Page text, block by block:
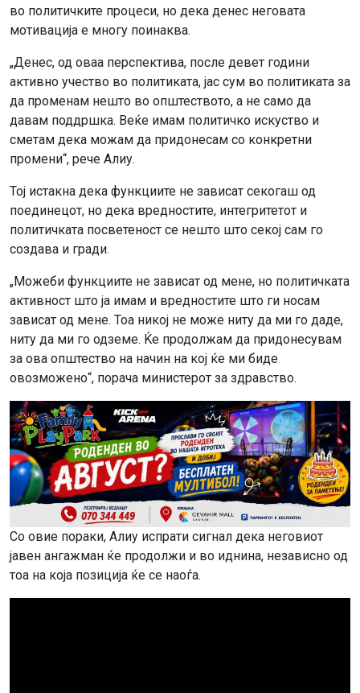
во политичките процеси, но дека денес неговата
мотивација е многу поинаква.
„Денес, од оваа перспектива, после девет години
активно учество во политиката, јас сум во политиката за
да променам нешто во општеството, а не само да
давам поддршка. Веќе имам политичко искуство и
сметам дека можам да придонесам со конкретни
промени“, рече Алиу.
Тој истакна дека функциите не зависат секогаш од
поединецот, но дека вредностите, интегритетот и
политичката посветеност се нешто што секој сам го
создава и гради.
„Можеби функциите не зависат од мене, но политичката
активност што ја имам и вредностите што ги носам
зависат од мене. Тоа никој не може ниту да ми го даде,
ниту да ми го одземе. Ќе продолжам да придонесувам
за ова општество на начин на кој ќе ми биде
овозможено“, порача министерот за здравство.
Со овие пораки, Алиу испрати сигнал дека неговиот
јавен ангажман ќе продолжи и во иднина, независно од
тоа на која позиција ќе се наоѓа.